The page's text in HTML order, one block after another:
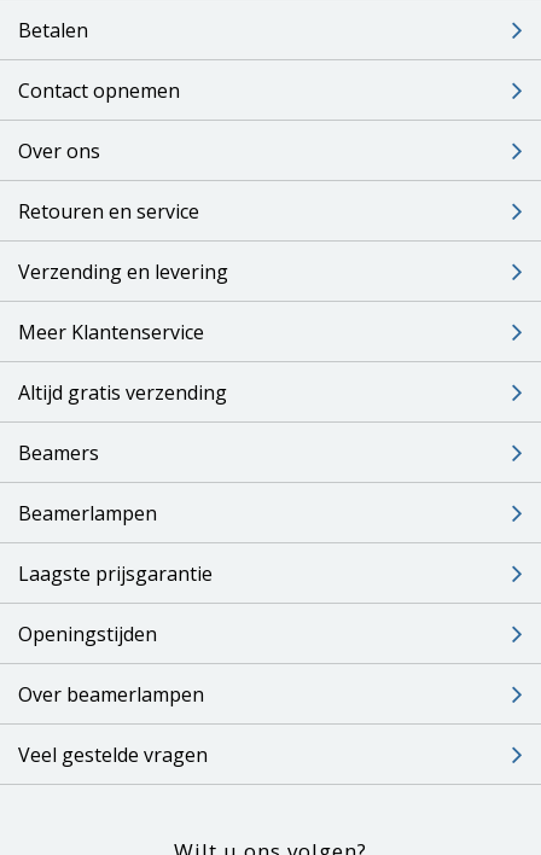
Betalen
Contact opnemen
Over ons
Retouren en service
Verzending en levering
Meer Klantenservice
Altijd gratis verzending
Beamers
Beamerlampen
Laagste prijsgarantie
Openingstijden
Over beamerlampen
Veel gestelde vragen